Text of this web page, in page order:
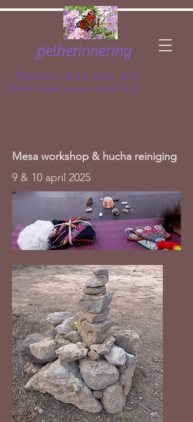
zielherinnering
Herinner jouw pure zelf
Groei naar jouw ware zijn
Mesa workshop & hucha reiniging
9 & 10 april 2025